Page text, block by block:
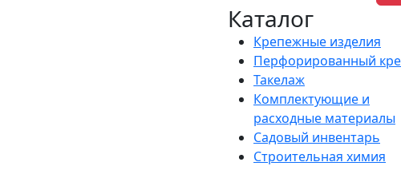
Каталог
Крепежные изделия
Перфорированный
Такелаж
Комплектующие и
расходные материалы
Садовый инвентарь
Строительная химия